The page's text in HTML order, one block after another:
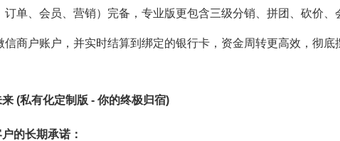
单、会员、营销）完备，专业版更包含三级分销、拼团、砍价、
信商户账户，并实时结算到绑定的银行卡，资金周转更高效，彻
(私有化定制版 - 你的终极归宿)
的长期承诺：